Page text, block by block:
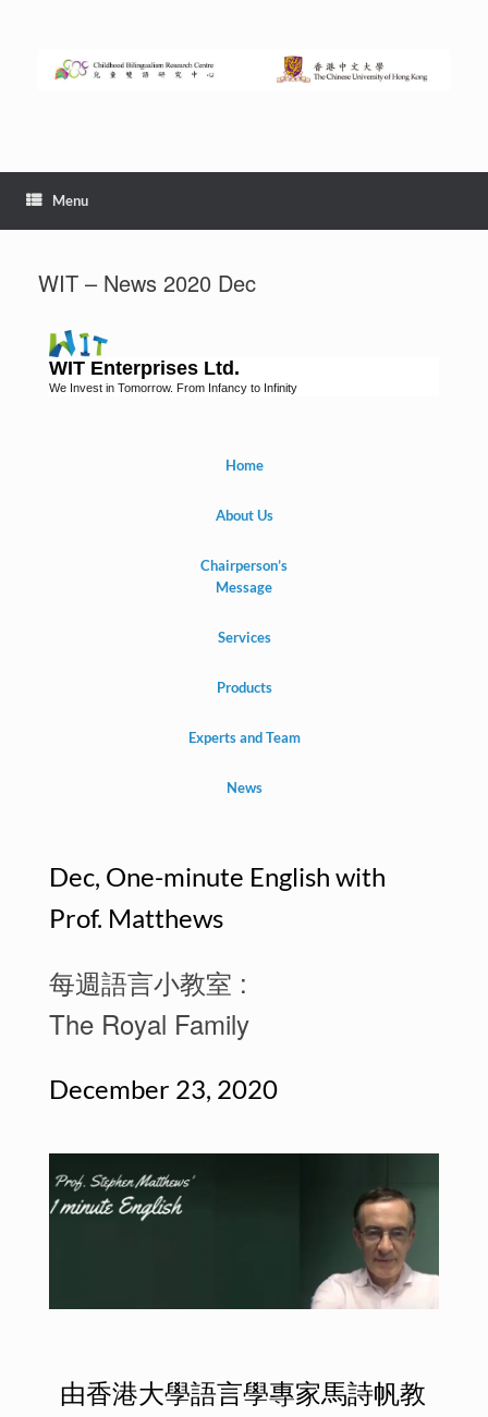
Menu
WIT – News 2020 Dec
WIT Enterprises Ltd.
We Invest in Tomorrow. From Infancy to Infinity
Home
About Us
Chairperson’s
Message
Services
Products
Experts and Team
News
Dec, One-minute English with
Prof. Matthews
每週語言小教室 :
The Royal Family
December 23, 2020
由香港大學語言學專家馬詩帆教